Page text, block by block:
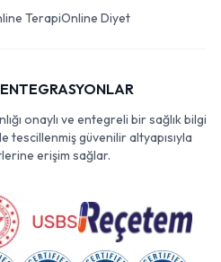
TerapiOnline Diyet
onaylı ve entegreli bir sağlık bilgi
tescillenmiş güvenilir altyapısıyla
erişim sağlar.